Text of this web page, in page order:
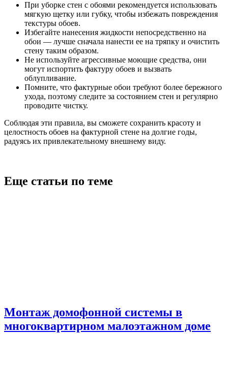
При уборке стен с обоями рекомендуется использовать
мягкую щетку или губку, чтобы избежать повреждения
текстуры обоев.
Избегайте нанесения жидкости непосредственно на
обои — лучше сначала нанести ее на тряпку и очистить
стену таким образом.
Не используйте агрессивные моющие средства, они
могут испортить фактуру обоев и вызвать
облупливание.
Помните, что фактурные обои требуют более бережного
ухода, поэтому следите за состоянием стен и регулярно
проводите чистку.
Соблюдая эти правила, вы сможете сохранить красоту и
целостность обоев на фактурной стене на долгие годы,
радуясь их привлекательному внешнему виду.
Еще статьи по теме
Монтаж домофонной системы в
многоквартирном малоэтажном доме